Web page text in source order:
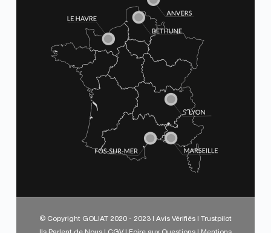
© Copyright GOLIAT 2020 - 2023 I Avis VérifiésI Trustpilot